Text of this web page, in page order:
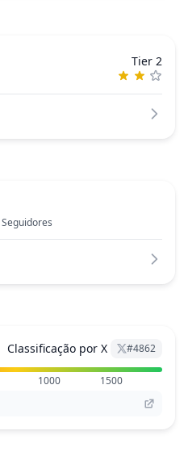
Tier 2
Seguidores
Classificação por X #4862
1000
1500